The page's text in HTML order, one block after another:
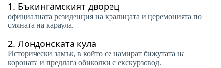
1. Бъкингамският дворец
официалната резиденция на кралицата и церемонията по
смяната на караула.
2. Лондонската кула
Исторически замък, в който се намират бижутата на
короната и предлага обиколки с екскурзовод.